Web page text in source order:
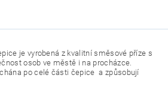
je vyrobená z kvalitní směsové příze s
osob ve městě i na procházce.
po celé části čepice a způsobují